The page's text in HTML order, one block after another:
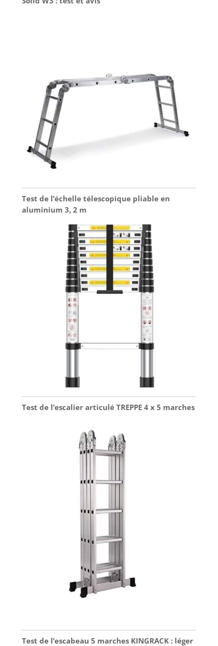
Test de l’échelle télescopique pliable en
aluminium 3, 2 m
Test de l’escalier articulé TREPPE 4 x 5 marches
Test de l’escabeau 5 marches KINGRACK : léger